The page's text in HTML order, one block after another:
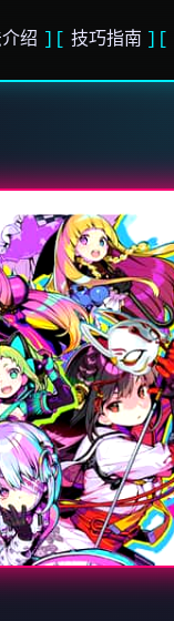
绍 技巧指南